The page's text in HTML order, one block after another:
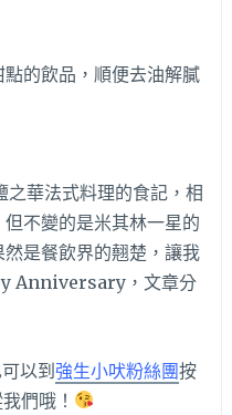
的飲品，順便去油解膩
華法式料理的食記，相
不變的是米其林一星的
是餐飲界的翹楚，讓我
Anniversary，文章分
以到強生小吠粉絲團按
們哦！